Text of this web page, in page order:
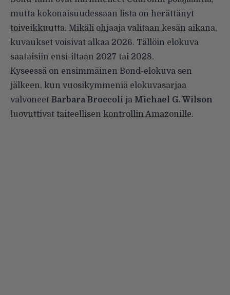
mutta kokonaisuudessaan lista on herättänyt
toiveikkuutta. Mikäli ohjaaja valitaan kesän aikana,
kuvaukset voisivat alkaa 2026. Tällöin elokuva
saataisiin ensi-iltaan 2027 tai 2028.
Kyseessä on ensimmäinen Bond-elokuva sen
jälkeen, kun vuosikymmeniä elokuvasarjaa
valvoneet Barbara Broccoli ja Michael G. Wilson
luovuttivat taiteellisen kontrollin Amazonille.